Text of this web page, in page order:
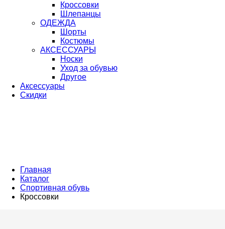
Кроссовки
Шлепанцы
ОДЕЖДА
Шорты
Костюмы
АКСЕССУАРЫ
Носки
Уход за обувью
Другое
Аксессуары
Скидки
Главная
Каталог
Спортивная обувь
Кроссовки